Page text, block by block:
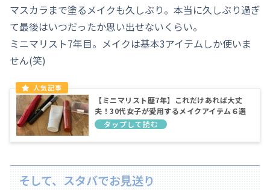
マスカラまで塗るメイクも久しぶり。本当に久しぶり過ぎ
て最後はいつだったか思い出せないくらい。
ミニマリスト7年目。メイクは基本3アイテムしか使いま
せん(笑)
【ミニマリスト歴7年】これだけあれば大丈
夫！30代女子が愛用するメイクアイテム６選
そして、スタバでお見送り